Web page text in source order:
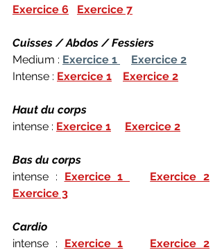
Exercice 6
Exercice 7
Cuisses / Abdos / Fessiers
Medium : Exercice 1
Exercice 2
Intense : Exercice 1 Exercice 2
Haut du corps
intense : Exercice 1 Exercice 2
Bas du corps
intense : Exercice 1
Exercice 2
Exercice 3
Cardio
intense : Exercice 1
Exercice 2